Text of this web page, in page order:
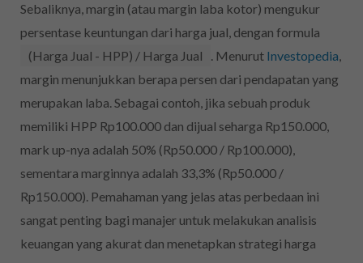
Sebaliknya, margin (atau margin laba kotor) mengukur
persentase keuntungan dari harga jual, dengan formula
(Harga Jual - HPP) / Harga Jual
. Menurut Investopedia,
margin menunjukkan berapa persen dari pendapatan yang
merupakan laba. Sebagai contoh, jika sebuah produk
memiliki HPP Rp100.000 dan dijual seharga Rp150.000,
mark up-nya adalah 50% (Rp50.000 / Rp100.000),
sementara marginnya adalah 33,3% (Rp50.000 /
Rp150.000). Pemahaman yang jelas atas perbedaan ini
sangat penting bagi manajer untuk melakukan analisis
keuangan yang akurat dan menetapkan strategi harga